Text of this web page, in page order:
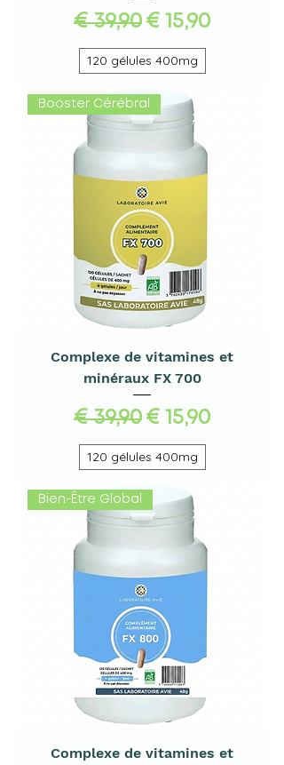
Normale prijs
€ 39,90 Verkoopprijs
€ 15,90
120 gélules 400mg
Booster Cérébral
Complexe de vitamines et
minéraux FX 700
Normale prijs
€ 39,90 Verkoopprijs
€ 15,90
120 gélules 400mg
Bien-Être Global
Complexe de vitamines et